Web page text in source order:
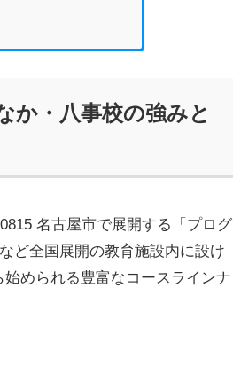
か・八事校の強みと
名古屋市で展開する「プログ
ど全国展開の教育施設内に設け
められる豊富なコースラインナ